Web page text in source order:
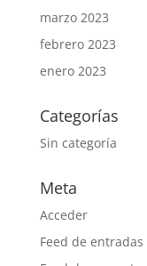
marzo 2023
febrero 2023
enero 2023
Categorías
Sin categoría
Meta
Acceder
Feed de entradas